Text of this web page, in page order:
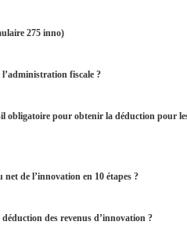
275 inno)
fiscale ?
il obligatoire pour obtenir la déduction pour
de l’innovation en 10 étapes ?
des revenus d’innovation ?